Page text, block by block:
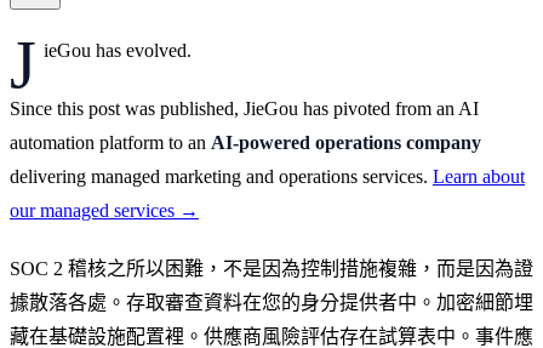
J ieGou has evolved.
Since this post was published, JieGou has pivoted from an AI
automation platform to an AI-powered operations company
delivering managed marketing and operations services. Learn about
our managed services →
SOC 2 稽核之所以困難，不是因為控制措施複雜，而是因為證
據散落各處。存取審查資料在您的身分提供者中。加密細節埋
藏在基礎設施配置裡。供應商風險評估存在試算表中。事件應